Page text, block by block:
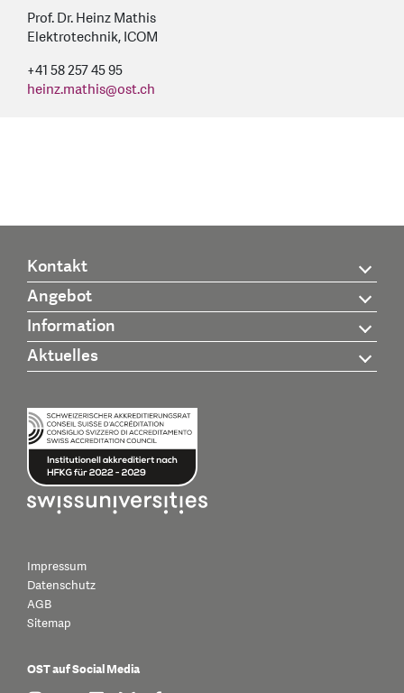
Prof. Dr. Heinz Mathis
Elektrotechnik, ICOM
+41 58 257 45 95
heinz.mathis@ost.ch
Kontakt
Angebot
Information
Aktuelles
Impressum
Datenschutz
AGB
Sitemap
OST auf Social Media